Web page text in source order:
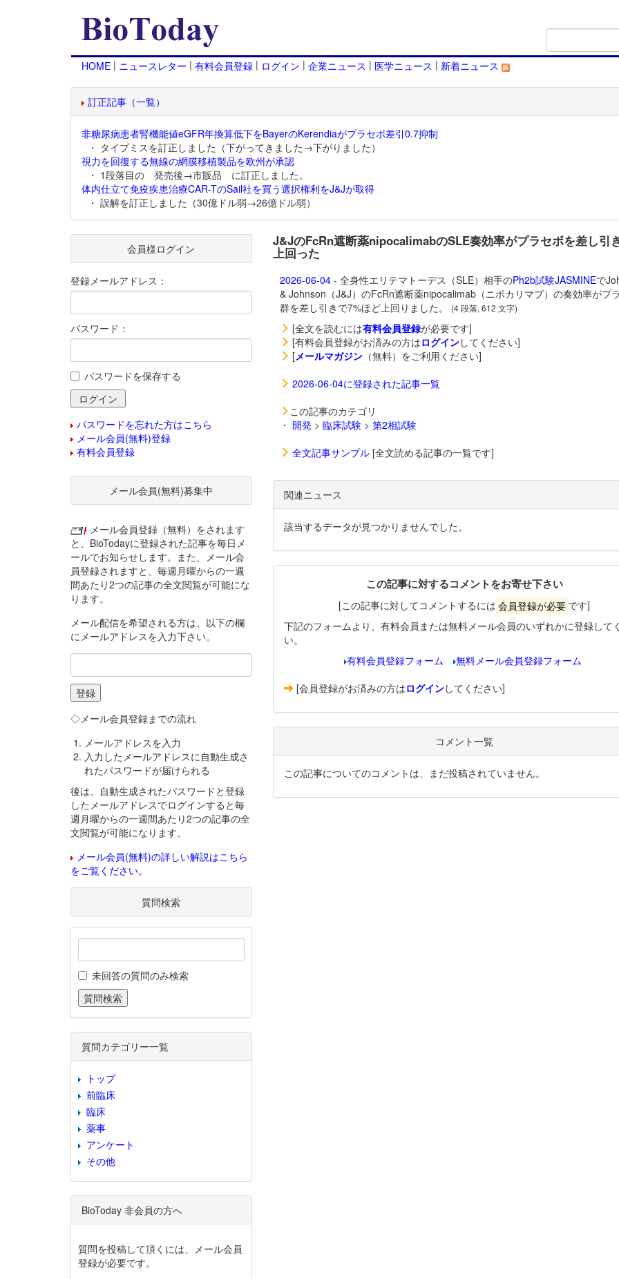
HOME | ニュースレター | 有料会員登録 | ログイン | 企業ニュース | 医学ニュース | 新着ニュース
訂正記事（一覧）
非糖尿病患者腎機能値eGFR年換算低下をBayerのKerendiaがプラセボ差引0.7抑制
・ タイプミスを訂正しました（下がってきました→下がりました）
視力を回復する無線の網膜移植製品を欧州が承認
・ 1段落目の 発売後→市販品 に訂正しました。
体内仕立て免疫疾患治療CAR-TのSail社を買う選択権利をJ&Jが取得
・ 誤解を訂正しました（30億ドル弱→26億ドル弱）
J&JのFcRn遮断薬nipocalimabのSLE奏効率がプラセボを差し引
上回った
2026-06-04- 全身性エリテマトーデス（SLE）相手のPh2b試験JASMINEで
& Johnson（J&J）のFcRn遮断薬nipocalimab（ニポカリマブ）の奏効率がプ
群を差し引きで7%ほど上回りました。
(4 段落, 612 文字)
[全文を読むには有料会員登録が必要です]
[有料会員登録がお済みの方はログインしてください]
[メールマガジン（無料）をご利用ください]
2026-06-04に登録された記事一覧
この記事のカテゴリ
・ 開発 > 臨床試験> 第2相試験
全文記事サンプル[全文読める記事の一覧です]
関連ニュース
該当するデータが見つかりませんでした。
この記事に対するコメントをお寄せ下さい
[この記事に対してコメントするには 会員登録が必要 です]
下記のフォームより、有料会員または無料メール会員のいずれかに登録して
い。
有料会員登録フォーム
無料メール会員登録フォーム
[会員登録がお済みの方はログインしてください]
コメント一覧
この記事についてのコメントは、まだ投稿されていません。
会員様ログイン
登録メールアドレス：
パスワード：
パスワードを保存する
パスワードを忘れた方はこちら
メール会員(無料)登録
有料会員登録
メール会員(無料)募集中
メール会員登録（無料）をされます
と、BioTodayに登録された記事を毎日メ
ールでお知らせします。また、メール会
員登録されますと、毎週月曜からの一週
間あたり2つの記事の全文閲覧が可能にな
ります。
メール配信を希望される方は、以下の欄
にメールアドレスを入力下さい。
◇メール会員登録までの流れ
メールアドレスを入力
入力したメールアドレスに自動生成さ
れたパスワードが届けられる
後は、自動生成されたパスワードと登録
したメールアドレスでログインすると毎
週月曜からの一週間あたり2つの記事の全
文閲覧が可能になります。
メール会員(無料)の詳しい解説はこちら
をご覧ください。
質問検索
未回答の質問のみ検索
質問カテゴリー一覧
トップ
前臨床
臨床
薬事
アンケート
その他
BioToday 非会員の方へ
質問を投稿して頂くには、メール会員
登録が必要です。